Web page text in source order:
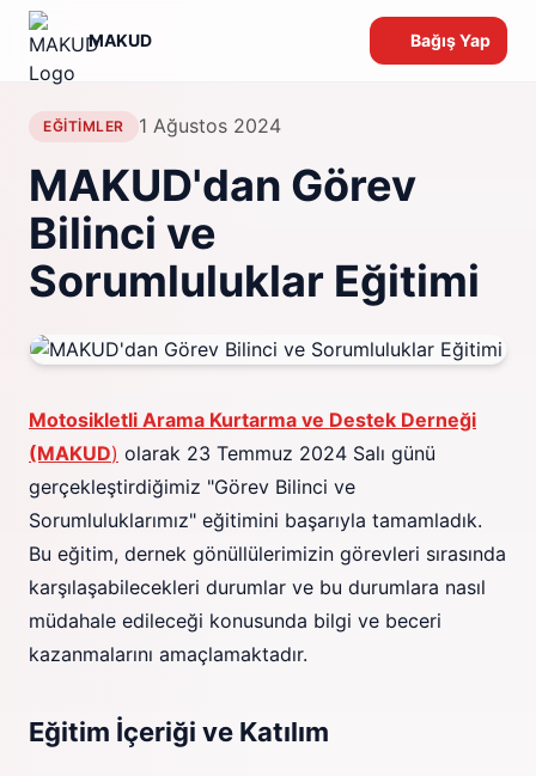
MAKUD Bağış Yap
EĞITIMLER 1 Ağustos 2024
MAKUD'dan Görev
Bilinci ve
Sorumluluklar Eğitimi
Motosikletli Arama Kurtarma ve Destek Derneği
(MAKUD) olarak 23 Temmuz 2024 Salı günü
gerçekleştirdiğimiz "Görev Bilinci ve
Sorumluluklarımız" eğitimini başarıyla tamamladık.
Bu eğitim, dernek gönüllülerimizin görevleri sırasında
karşılaşabilecekleri durumlar ve bu durumlara nasıl
müdahale edileceği konusunda bilgi ve beceri
kazanmalarını amaçlamaktadır.
Eğitim İçeriği ve Katılım